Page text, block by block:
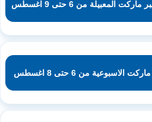
المعبيلة من 6 حتى 9 اغسطس
من 6 حتى 8 اغسطس